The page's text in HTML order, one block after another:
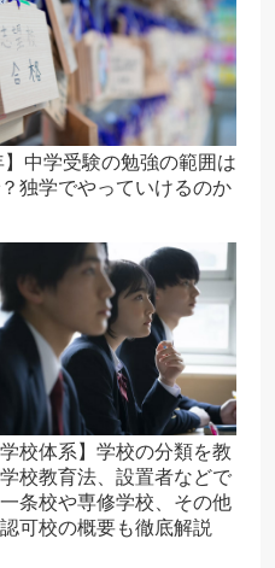
】中学受験の勉強の範囲は
独学でやっていけるのか
学校体系】学校の分類を教
校教育法、設置者などで
条校や専修学校、その他
可校の概要も徹底解説